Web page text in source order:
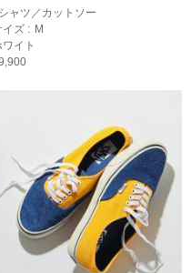
ャツ／カットソー
イズ : M
ワイト